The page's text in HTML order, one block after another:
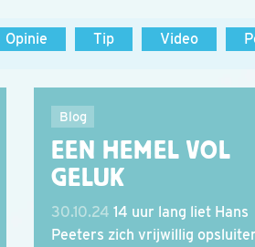
Opinie Tip Video
Blog
EEN HEMEL VOL
GELUK
30.10.24 14 uur lang liet Hans
Peeters zich vrijwillig